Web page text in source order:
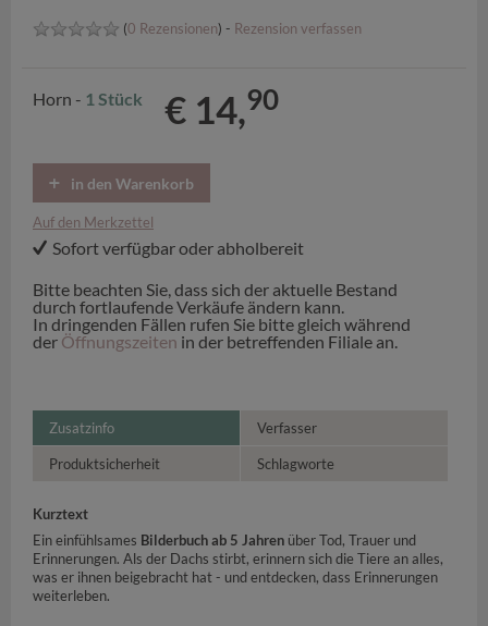
(0 Rezensionen) - Rezension verfassen
Horn - 1 Stück € 14,90
in den Warenkorb
Auf den Merkzettel
Sofort verfügbar oder abholbereit
Bitte beachten Sie, dass sich der aktuelle Bestand
durch fortlaufende Verkäufe ändern kann.
In dringenden Fällen rufen Sie bitte gleich während
der Öffnungszeiten in der betreffenden Filiale an.
Zusatzinfo Verfasser
Produktsicherheit Schlagworte
Kurztext
Ein einfühlsames Bilderbuch ab 5 Jahren über Tod, Trauer und
Erinnerungen. Als der Dachs stirbt, erinnern sich die Tiere an alles,
was er ihnen beigebracht hat - und entdecken, dass Erinnerungen
weiterleben.